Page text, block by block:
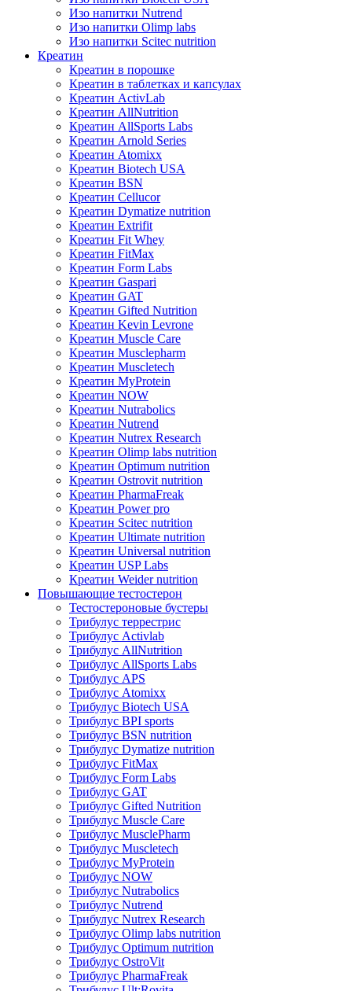
Изо напитки Nutrend
Изо напитки Olimp labs
Изо напитки Scitec nutrition
Креатин
Креатин в порошке
Креатин в таблетках и капсулах
Креатин ActivLab
Креатин AllNutrition
Креатин AllSports Labs
Креатин Arnold Series
Креатин Atomixx
Креатин Biotech USA
Креатин BSN
Креатин Cellucor
Креатин Dymatize nutrition
Креатин Extrifit
Креатин Fit Whey
Креатин FitMax
Креатин Form Labs
Креатин Gaspari
Креатин GAT
Креатин Gifted Nutrition
Креатин Kevin Levrone
Креатин Muscle Care
Креатин Musclepharm
Креатин Muscletech
Креатин MyProtein
Креатин NOW
Креатин Nutrabolics
Креатин Nutrend
Креатин Nutrex Research
Креатин Olimp labs nutrition
Креатин Optimum nutrition
Креатин Ostrovit nutrition
Креатин PharmaFreak
Креатин Power pro
Креатин Scitec nutrition
Креатин Ultimate nutrition
Креатин Universal nutrition
Креатин USP Labs
Креатин Weider nutrition
Повышающие тестостерон
Тестостероновые бустеры
Трибулус террестрис
Трибулус Activlab
Трибулус AllNutrition
Трибулус AllSports Labs
Трибулус APS
Трибулус Atomixx
Трибулус Biotech USA
Трибулус BPI sports
Трибулус BSN nutrition
Трибулус Dymatize nutrition
Трибулус FitMax
Трибулус Form Labs
Трибулус GAT
Трибулус Gifted Nutrition
Трибулус Muscle Care
Трибулус MusclePharm
Трибулус Muscletech
Трибулус MyProtein
Трибулус NOW
Трибулус Nutrabolics
Трибулус Nutrend
Трибулус Nutrex Research
Трибулус Olimp labs nutrition
Трибулус Optimum nutrition
Трибулус OstroVit
Трибулус PharmaFreak